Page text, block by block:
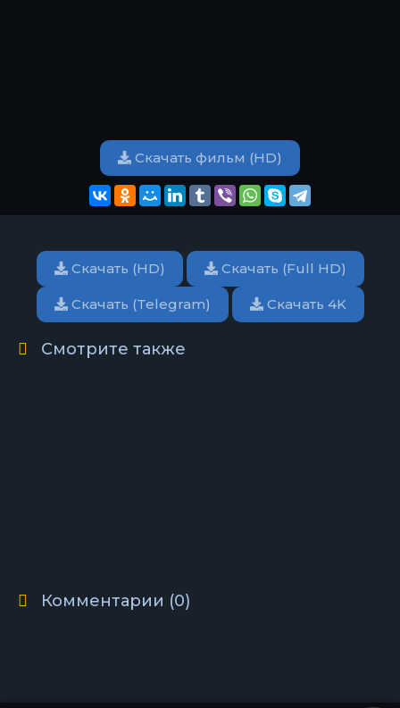
Скачать фильм (HD)
Скачать (HD) Скачать (Full HD)
Скачать (Telegram) Скачать 4K
Смотрите также
Комментарии (0)